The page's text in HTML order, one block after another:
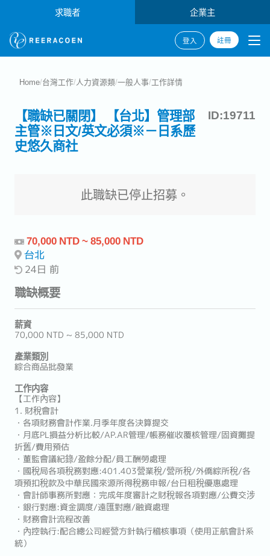
求職者 企業主
登入 註冊
Home/台灣工作/人力資源類/一般人事/工作詳情
【職缺已關閉】 【台北】管理部
主管※日文/英文必須※－日系歷
史悠久商社
ID:19711
此職缺已停止招募。
70,000 NTD ~ 85,000 NTD
台北
24日 前
職缺概要
薪資
70,000 NTD ~ 85,000 NTD
產業類別
綜合商品批發業
工作内容
【工作內容】
1. 財稅會計
・各項財務會計作業.月季年度各決算提交
・月底PL損益分析比較/AP.AR管理/帳務催收覆核管理/固資攤提
折舊/費用預估
・董監會議紀錄/盈餘分配/員工酬勞處理
・國稅局各項稅務對應:401.403營業稅/營所稅/外僑綜所稅/各
項預扣稅款及中華民國來源所得稅務申報/台日租稅優惠處理
・會計師事務所對應：完成年度審計之財稅報各項對應/公費交涉
・銀行對應:資金調度/遠匯對應/融資處理
・財務會計流程改善
・內控執行:配合總公司經營方針執行稽核事項（使用正航會計系
統）